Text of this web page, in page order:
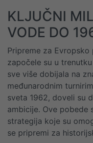
KLJUČNI
VODE DO
Pripreme za
započele su u
sve više dobijala na
međunarodnim
sveta 1962, doveli su
ambicije. Ove pobede
strategija koje su
se pripremi za